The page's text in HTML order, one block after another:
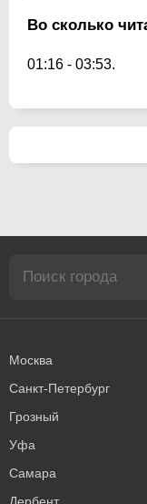
Во сколько
01:16 - 03:53.
Москва
Санкт-Петербург
Грозный
Уфа
Самара